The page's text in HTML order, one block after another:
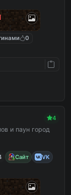
0
4
и паун город
Сайт
VK